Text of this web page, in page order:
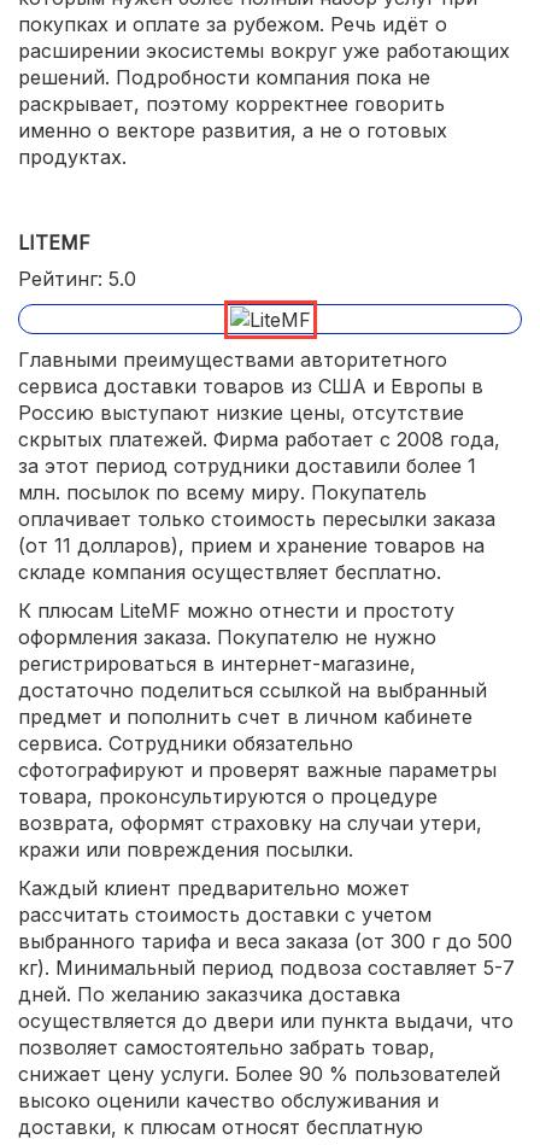
покупках и оплате за рубежом. Речь идёт о
расширении экосистемы вокруг уже работающих
решений. Подробности компания пока не
раскрывает, поэтому корректнее говорить
именно о векторе развития, а не о готовых
продуктах.
LITEMF
Рейтинг: 5.0
Главными преимуществами авторитетного
сервиса доставки товаров из США и Европы в
Россию выступают низкие цены, отсутствие
скрытых платежей. Фирма работает с 2008 года,
за этот период сотрудники доставили более 1
млн. посылок по всему миру. Покупатель
оплачивает только стоимость пересылки заказа
(от 11 долларов), прием и хранение товаров на
складе компания осуществляет бесплатно.
К плюсам LiteMF можно отнести и простоту
оформления заказа. Покупателю не нужно
регистрироваться в интернет-магазине,
достаточно поделиться ссылкой на выбранный
предмет и пополнить счет в личном кабинете
сервиса. Сотрудники обязательно
сфотографируют и проверят важные параметры
товара, проконсультируются о процедуре
возврата, оформят страховку на случаи утери,
кражи или повреждения посылки.
Каждый клиент предварительно может
рассчитать стоимость доставки с учетом
выбранного тарифа и веса заказа (от 300 г до 500
кг). Минимальный период подвоза составляет 5-7
дней. По желанию заказчика доставка
осуществляется до двери или пункта выдачи, что
позволяет самостоятельно забрать товар,
снижает цену услуги. Более 90 % пользователей
высоко оценили качество обслуживания и
доставки, к плюсам относят бесплатную